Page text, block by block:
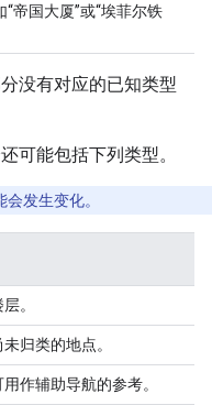
帝国大厦”或“埃菲尔铁
没有对应的已知类型
可能包括下列类型。
发生变化。
。
归类的地点。
作辅助导航的参考。